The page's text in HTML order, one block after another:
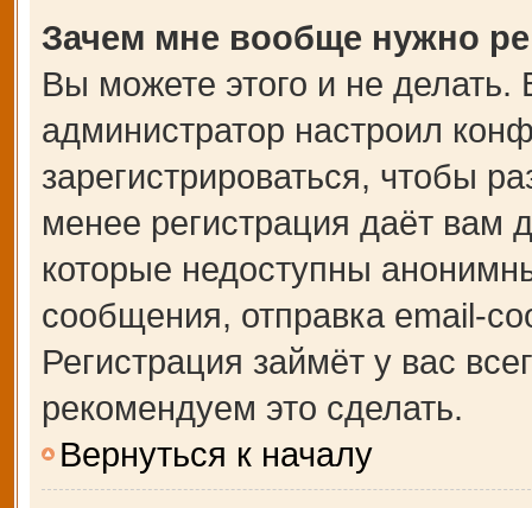
Зачем мне вообще нужно
Вы можете этого и не делать.
администратор настроил
зарегистрироваться, чтобы
менее регистрация даёт вам
которые недоступны
сообщения, отправка email-
Регистрация займёт у вас
рекомендуем это сделать.
Вернуться к началу